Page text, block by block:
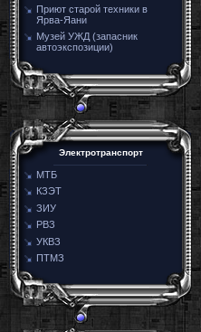
Приют старой техники в
Ярва-Яани
Музей УЖД (запасник
автоэкспозиции)
Электротранспорт
МТБ
КЗЭТ
ЗИУ
РВЗ
УКВЗ
ПТМЗ